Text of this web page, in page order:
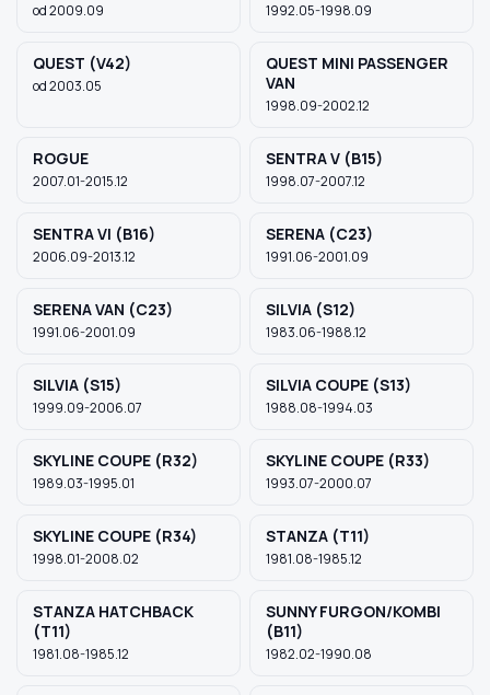
od 2009.09 1992.05-1998.09
QUEST (V42)
od 2003.05
QUEST MINI PASSENGER
VAN
1998.09-2002.12
ROGUE
2007.01-2015.12
SENTRA V (B15)
1998.07-2007.12
SENTRA VI (B16)
2006.09-2013.12
SERENA (C23)
1991.06-2001.09
SERENA VAN (C23)
1991.06-2001.09
SILVIA (S12)
1983.06-1988.12
SILVIA (S15)
1999.09-2006.07
SILVIA COUPE (S13)
1988.08-1994.03
SKYLINE COUPE (R32)
1989.03-1995.01
SKYLINE COUPE (R33)
1993.07-2000.07
SKYLINE COUPE (R34)
1998.01-2008.02
STANZA (T11)
1981.08-1985.12
STANZA HATCHBACK
(T11)
1981.08-1985.12
SUNNY FURGON/KOMBI
(B11)
1982.02-1990.08